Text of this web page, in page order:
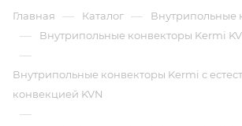
Главная — Каталог — Внутрипольные
— Внутрипольные конвекторы Kermi
—
Внутрипольные конвекторы Kermi с
конвекцией KVN
—